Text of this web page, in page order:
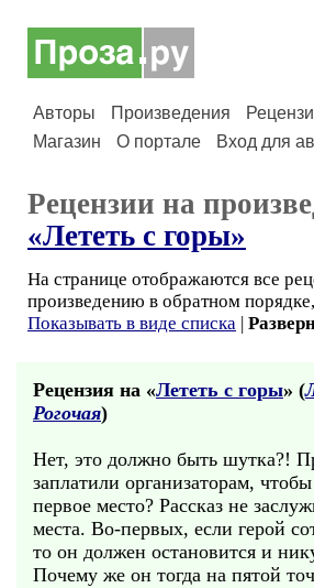
Авторы Произведения
Магазин
О портале Вход для
Рецензии на
«Лететь с горы»
На странице отображаются все
произведению в обратном
Показывать в виде списка |
Рецензия на «Лететь с горы» (
Рогочая)
Нет, это должно быть шутка?!
заплатили организаторам,
первое место? Рассказ не
места. Во-первых, если герой
то он должен остановится и
Почему же он тогда на пятой